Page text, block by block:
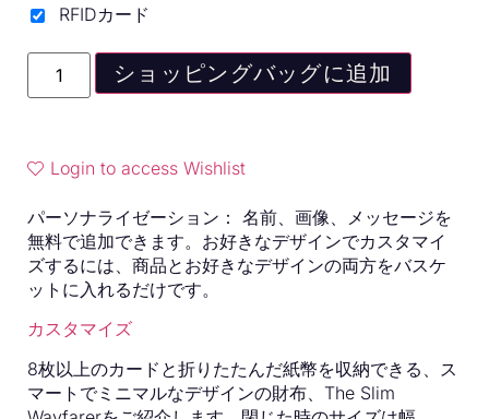
RFIDカード
ショッピングバッグに追加
Login to access Wishlist
パーソナライゼーション： 名前、画像、メッセージを
無料で追加できます。お好きなデザインでカスタマイ
ズするには、商品とお好きなデザインの両方をバスケ
ットに入れるだけです。
カスタマイズ
8枚以上のカードと折りたたんだ紙幣を収納できる、ス
マートでミニマルなデザインの財布、The Slim